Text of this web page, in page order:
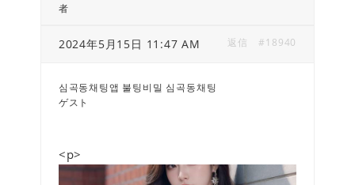
者
2024年5月15日 11:47 AM #18940
返信
심곡동채팅앱 불팅비밀 심곡동채팅
ゲスト
<p>